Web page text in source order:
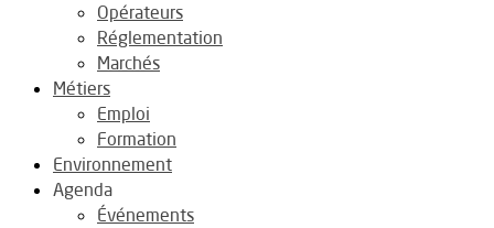
Opérateurs
Réglementation
Marchés
Métiers
Emploi
Formation
Environnement
Agenda
Événements